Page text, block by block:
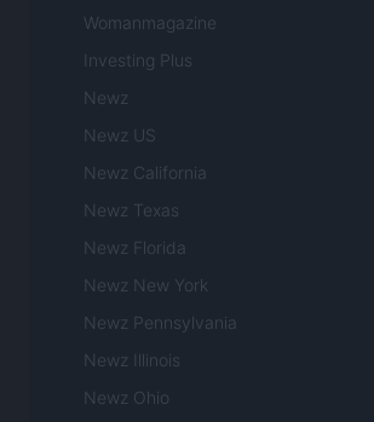
Womanmagazine
Investing Plus
Newz
Newz US
Newz California
Newz Texas
Newz Florida
Newz New York
Newz Pennsylvania
Newz Illinois
Newz Ohio